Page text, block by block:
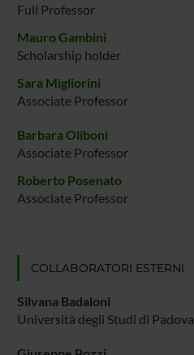
Full Professor
Mauro Gambini
Scholarship holder
Sara Migliorini
Associate Professor
Barbara Oliboni
Associate Professor
Roberto Posenato
Associate Professor
COLLABORATORI ESTERNI
Silvana Badaloni
Università degli Studi di Padova